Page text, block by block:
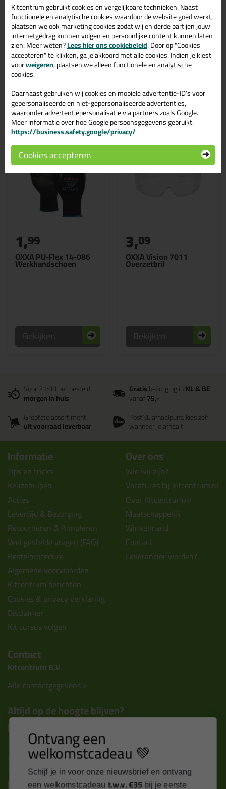
Reviews voor:OXXA Sana 8012-R
Oordoppen 50 paar
Er zijn nog geen reviews geschreven voor OXXA Sana 8012-R
Oordoppen 50 paar.Schrijf als eerste een review!
Gerelateerde producten
OXXA PU-Flex 14-086
Werkhandschoen
1,99
Bekijken
OXXA Vision 7011
Overzetbril
3,09
Bekijken
Voor 21:00 uur besteld
morgen in huis
Gratisbezorging inNL & BE
vanaf75,-
Grootste assortiment
uit voorraad leverbaar
PostNL afhaalpunt: kies zelf
wanneer je afhaalt
Informatie
Tips en tricks
Keuzehulpen
Acties
Levertijd & Bezorging
Retourneren & Annuleren
Veel gestelde vragen (FAQ)
Bestelprocedure
Algemene voorwaarden
Kitcentrum berichten
Cookies & privacy verklaring
Disclaimer
Kit cursus volgen
Over ons
Wie wij zijn?
Vacatures bij kitcentrum.nl
Over Kitcentrum.nl
Maatschappelijk
Winkelmand
Contact
Leverancier worden?
Contact
Kitcentrum B.V.
Alle contactgegevens >
Altijd op de hoogte blijven?
Nieuws, tips en exclusieve deals rechtstreeks in je
inbox
Kitcentrum gebruikt cookies en vergelijkbare technieken. Naast
functionele en analytische cookies waardoor de website goed werkt,
plaatsen we ook marketing cookies zodat wij en derde partijen jouw
internetgedrag kunnen volgen en persoonlijke content kunnen laten
zien. Meer weten?Lees hier ons cookiebeleid. Door op "Cookies
accepteren" te klikken, ga je akkoord met alle cookies. Indien je kiest
voorweigeren, plaatsen we alleen functionele en analytische
cookies.
Daarnaast gebruiken wij cookies en mobiele advertentie-ID’s voor
gepersonaliseerde en niet-gepersonaliseerde advertenties,
waaronder advertentiepersonalisatie via partners zoals Google.
Meer informatie over hoe Google persoonsgegevens gebruikt:
https://business.safety.google/privacy/
Cookies accepteren
Ontvang een
welkomstcadeau 💚
Schijf je in voor onze nieuwsbrief en ontvang
een welkomstcadeau t.w.v. €35 bij je eerste